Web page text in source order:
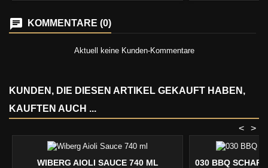
KOMMENTARE (0)
Aktuell keine Kunden-Kommentare
KUNDEN, DIE DIESEN ARTIKEL GEKAUFT HABEN,
KAUFTEN AUCH ...
>
<
WIBERG AIOLI SAUCE 740 ML
030 BBQ